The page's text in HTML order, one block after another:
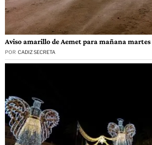
Aviso amarillo de Aemet para mañana martes
POR CADIZ SECRETA